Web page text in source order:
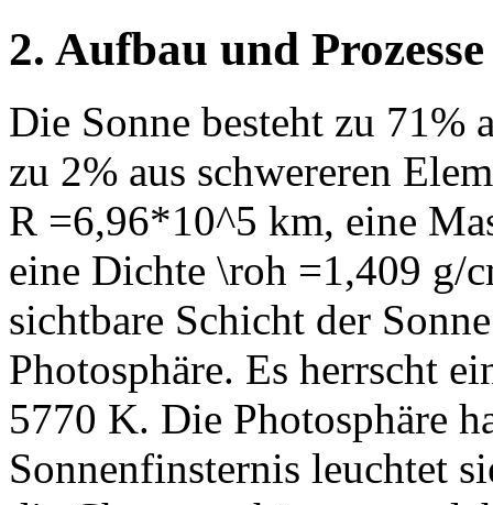
2. Aufbau und
Die Sonne besteht zu 71%
zu 2% aus schwereren
R =6,96*10^5 km, eine
eine Dichte \roh =1,409 g/
sichtbare Schicht der
Photosphäre. Es herrscht
5770 K. Die Photosphäre
Sonnenfinsternis leuchtet